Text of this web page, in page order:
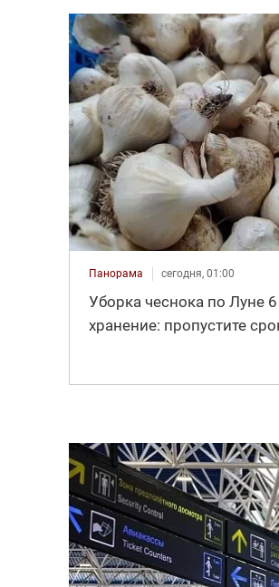
Панорама сегодня, 01:00
Уборка чеснока по Луне 6
хранение: пропустите